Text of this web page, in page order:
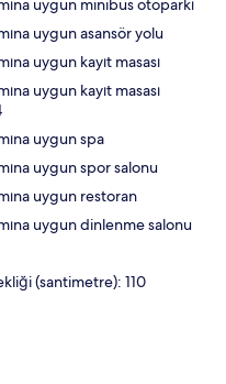
uygun minibüs otoparkı
uygun asansör yolu
uygun kayıt masası
uygun kayıt masası
uygun spa
uygun spor salonu
uygun restoran
uygun dinlenme salonu
(santimetre): 110